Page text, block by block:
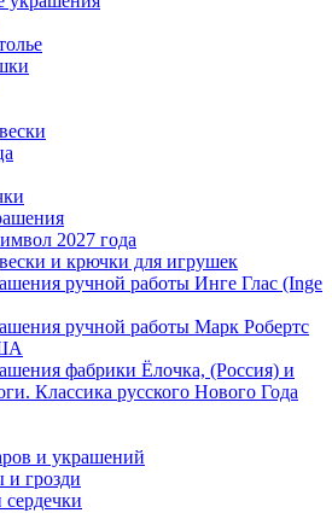
2027 года
и крючки для игрушек
ручной работы Инге Глас (Inge
ручной работы Марк Робертс
фабрики Ёлочка, (Россия) и
Классика русского Нового Года
и украшений
грозди